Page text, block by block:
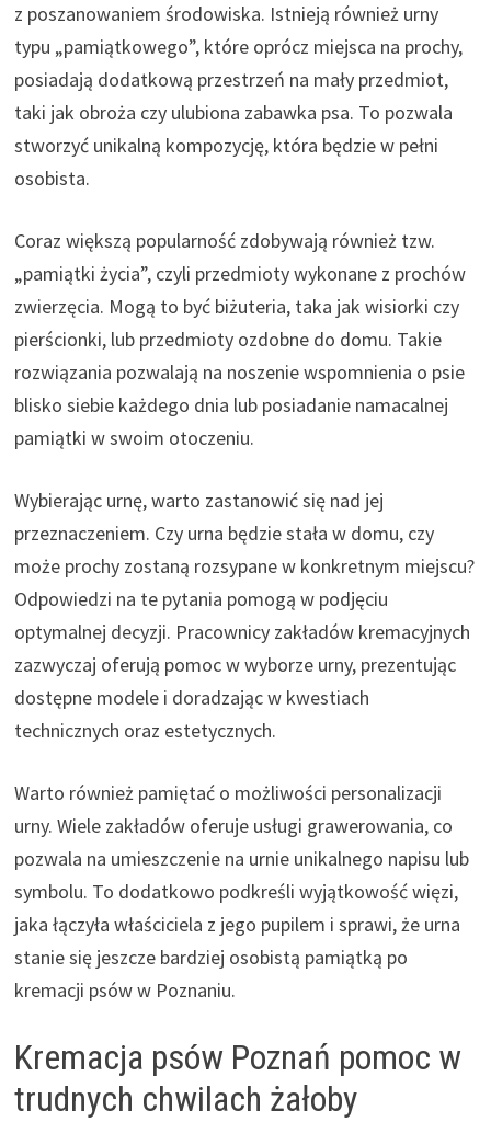
z poszanowaniem środowiska. Istnieją również urny
typu „pamiątkowego”, które oprócz miejsca na prochy,
posiadają dodatkową przestrzeń na mały przedmiot,
taki jak obroża czy ulubiona zabawka psa. To pozwala
stworzyć unikalną kompozycję, która będzie w pełni
osobista.
Coraz większą popularność zdobywają również tzw.
„pamiątki życia”, czyli przedmioty wykonane z prochów
zwierzęcia. Mogą to być biżuteria, taka jak wisiorki czy
pierścionki, lub przedmioty ozdobne do domu. Takie
rozwiązania pozwalają na noszenie wspomnienia o psie
blisko siebie każdego dnia lub posiadanie namacalnej
pamiątki w swoim otoczeniu.
Wybierając urnę, warto zastanowić się nad jej
przeznaczeniem. Czy urna będzie stała w domu, czy
może prochy zostaną rozsypane w konkretnym miejscu?
Odpowiedzi na te pytania pomogą w podjęciu
optymalnej decyzji. Pracownicy zakładów kremacyjnych
zazwyczaj oferują pomoc w wyborze urny, prezentując
dostępne modele i doradzając w kwestiach
technicznych oraz estetycznych.
Warto również pamiętać o możliwości personalizacji
urny. Wiele zakładów oferuje usługi grawerowania, co
pozwala na umieszczenie na urnie unikalnego napisu lub
symbolu. To dodatkowo podkreśli wyjątkowość więzi,
jaka łączyła właściciela z jego pupilem i sprawi, że urna
stanie się jeszcze bardziej osobistą pamiątką po
kremacji psów w Poznaniu.
Kremacja psów Poznań pomoc w
trudnych chwilach żałoby